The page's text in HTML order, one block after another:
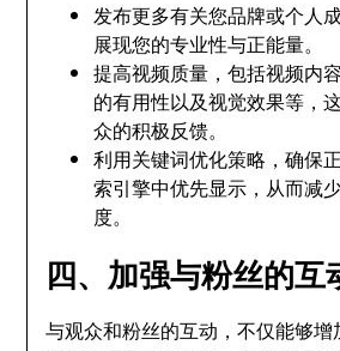
发布更多有关您品牌或个人
展现您的专业性与正能量。
提高视频质量，包括视频内
的有用性以及视觉效果等，
众的积极反馈。
利用关键词优化策略，确保
索引擎中优先显示，从而减
度。
四、加强与粉丝的互
与观众和粉丝的互动，不仅能够增